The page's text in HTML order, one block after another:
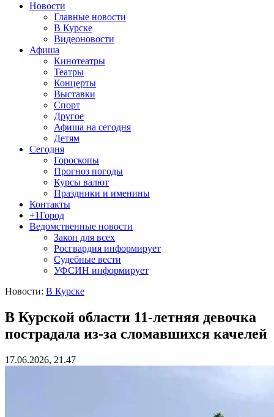
Новости
Главные новости
В Курске
Видеоновости
Афиша
Кинотеатры
Театры
Концерты
Выставки
Спорт
Другое
Афиша на сегодня
Детям
Сегодня
Гороскопы
Прогноз погоды
Курсы валют
Праздники и именины
Контакты
+1Город
Ведомственные новости
Закон для всех
Росгвардия информирует
Судебные вести
УФСИН информирует
Новости: В Курске
В Курской области 11-летняя девочка
пострадала из-за сломавшихся качелей
17.06.2026, 21.47